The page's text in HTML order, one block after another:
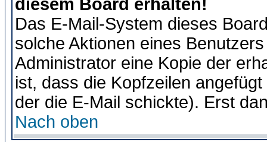
diesem Board erhalten!
Das E-Mail-System dieses
solche Aktionen eines
Administrator eine Kopie der
ist, dass die Kopfzeilen
der die E-Mail schickte). Erst
Nach oben